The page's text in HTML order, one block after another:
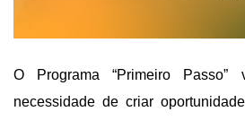
O Programa “Primeiro
necessidade de criar